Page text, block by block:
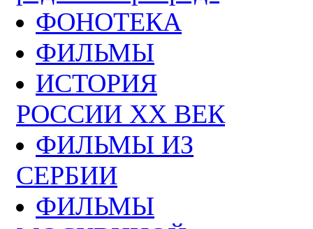
ФОНОТЕКА
ФИЛЬМЫ
ИСТОРИЯ
РОССИИ ХХ ВЕК
ФИЛЬМЫ ИЗ
СЕРБИИ
ФИЛЬМЫ